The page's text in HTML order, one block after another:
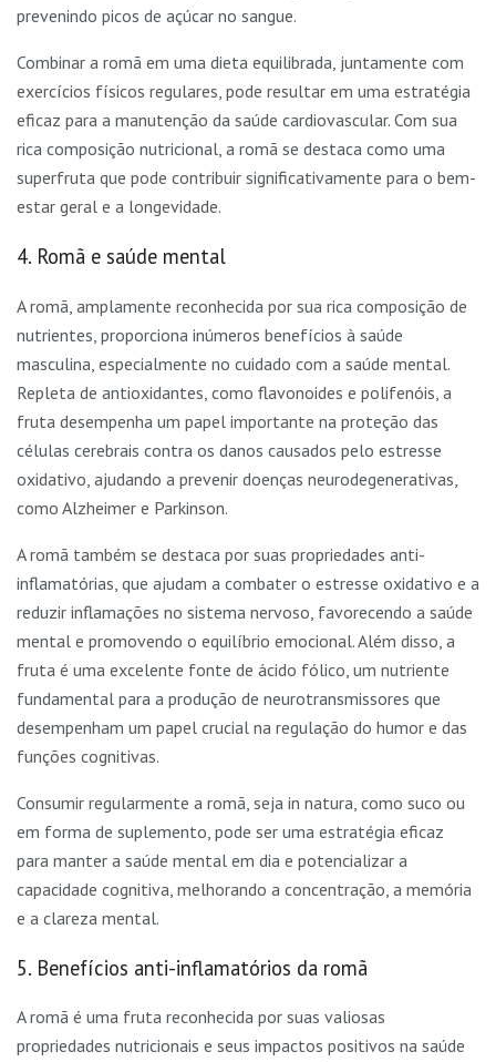
prevenindo picos de açúcar no sangue.
Combinar a romã em uma dieta equilibrada, juntamente com
exercícios físicos regulares, pode resultar em uma estratégia
eficaz para a manutenção da saúde cardiovascular. Com sua
rica composição nutricional, a romã se destaca como uma
superfruta que pode contribuir significativamente para o bem-
estar geral e a longevidade.
4. Romã e saúde mental
A romã, amplamente reconhecida por sua rica composição de
nutrientes, proporciona inúmeros benefícios à saúde
masculina, especialmente no cuidado com a saúde mental.
Repleta de antioxidantes, como flavonoides e polifenóis, a
fruta desempenha um papel importante na proteção das
células cerebrais contra os danos causados pelo estresse
oxidativo, ajudando a prevenir doenças neurodegenerativas,
como Alzheimer e Parkinson.
A romã também se destaca por suas propriedades anti-
inflamatórias, que ajudam a combater o estresse oxidativo e a
reduzir inflamações no sistema nervoso, favorecendo a saúde
mental e promovendo o equilíbrio emocional. Além disso, a
fruta é uma excelente fonte de ácido fólico, um nutriente
fundamental para a produção de neurotransmissores que
desempenham um papel crucial na regulação do humor e das
funções cognitivas.
Consumir regularmente a romã, seja in natura, como suco ou
em forma de suplemento, pode ser uma estratégia eficaz
para manter a saúde mental em dia e potencializar a
capacidade cognitiva, melhorando a concentração, a memória
e a clareza mental.
5. Benefícios anti-inflamatórios da romã
A romã é uma fruta reconhecida por suas valiosas
propriedades nutricionais e seus impactos positivos na saúde